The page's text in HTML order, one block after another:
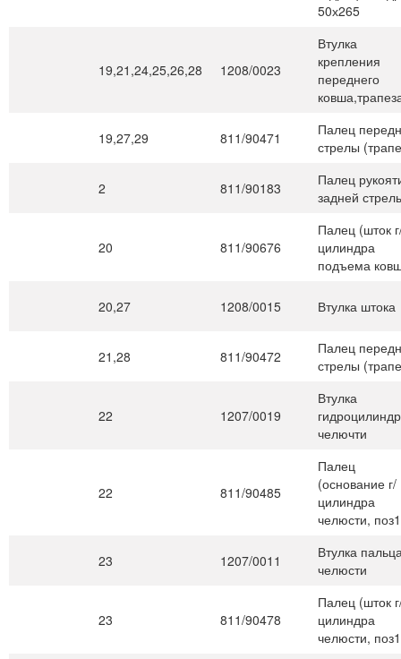
50х265
19,21,24,25,26,28 1208/0023
Втулка
крепления
переднего
19,27,29 811/90471
Палец
стрелы
2 811/90183
Палец
задней
20 811/90676
Палец (шток
цилиндра
подъема
20,27 1208/0015 Втулка штока
21,28 811/90472
Палец
стрелы
22 1207/0019
Втулка
челючти
22 811/90485
Палец
(основание г/
цилиндра
челюсти,
23 1207/0011
Втулка
челюсти
23 811/90478
Палец (шток
цилиндра
челюсти,